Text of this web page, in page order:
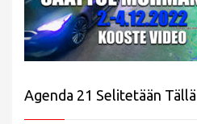
Agenda 21 Selitetään